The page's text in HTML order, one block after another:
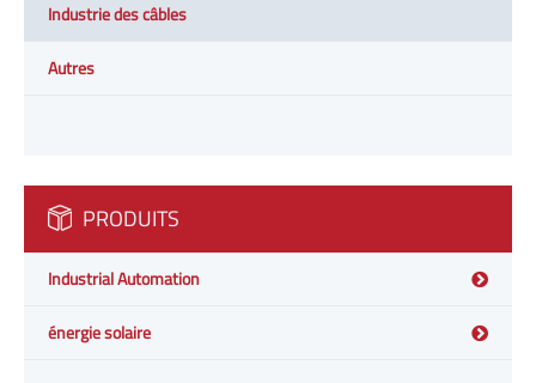
Industrie des câbles
Autres
PRODUITS
Industrial Automation
énergie solaire